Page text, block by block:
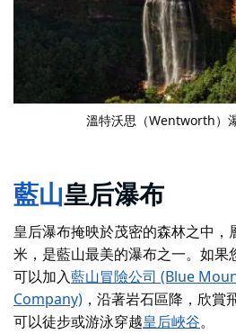
溫特沃思（Wentworth）
藍山皇后瀑布
皇后瀑布掩映於茂密的森林之中，
米，是藍山最美的瀑布之一。如果
可以加入藍山冒險公司 (Blue
Company) ，沿著岩石區降，欣賞
可以徒步或游泳穿越皇后峽谷。